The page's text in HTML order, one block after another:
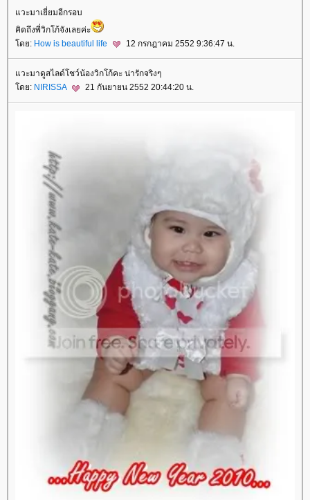
แวะมาเยี่ยมอีกรอบ
คิดถึงพี่วิกโก้จังเลยค่ะ
โดย: How is beautiful life 12 กรกฎาคม 2552 9:36:47 น.
แวะมาดูสไลด์โชว์น้องวิกโก้คะ น่ารักจริงๆ
โดย: NIRISSA 21 กันยายน 2552 20:44:20 น.